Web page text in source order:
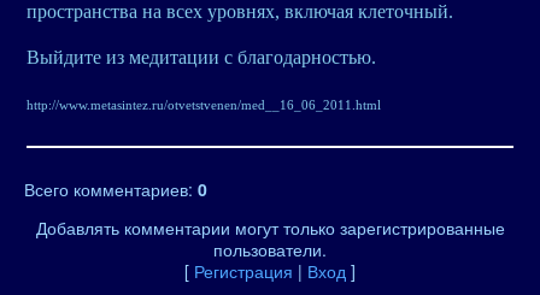
пространства на всех уровнях, включая клеточный.
Выйдите из медитации с благодарностью.
http://www.metasintez.ru/otvetstvenen/med__16_06_2011.html
Всего комментариев: 0
Добавлять комментарии могут только зарегистрированные
пользователи.
[ Регистрация | Вход ]